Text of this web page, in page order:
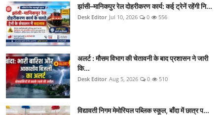
झांसी–मानिकपुर रेल दोहरीकरण कार्य: कई ट्रेनें रहेंगी नि...
Desk Editor Jul 10, 2026 0 556
अलर्ट : मौसम विभाग की चेतावनी के बाद प्रशासन ने जारी
कि...
Desk Editor Aug 5, 2026 0 510
विद्यावती निगम मेमोरियल पब्लिक स्कूल, बाँदा में छात्र प...